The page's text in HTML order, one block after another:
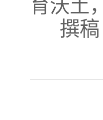
育沃土
撰